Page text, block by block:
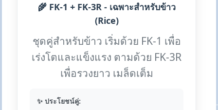
🌾 FK-1 + FK-3R - เฉพาะสำหรับข้าว
(Rice)
ชุดคู่สำหรับข้าว เริ่มด้วย FK-1 เพื่อ
เร่งโตและแข็งแรง ตามด้วย FK-3R
เพื่อรวงยาว เมล็ดเต็ม
✨ ประโยชน์คู่: